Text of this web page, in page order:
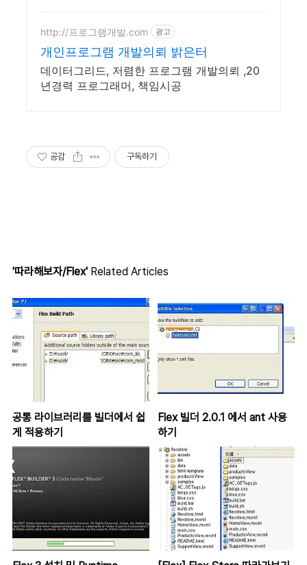
http://프로그램개발.com 광고
개인프로그램 개발의뢰 밝은터
데이터그리드, 저렴한 프로그램 개발의뢰 ,20
년경력 프로그래머, 책임시공
공감 구독하기
'따라해보자/Flex' Related Articles
공통 라이브러리를 빌더에서 쉽
게 적용하기
Flex 빌더 2.0.1 에서 ant 사용
하기